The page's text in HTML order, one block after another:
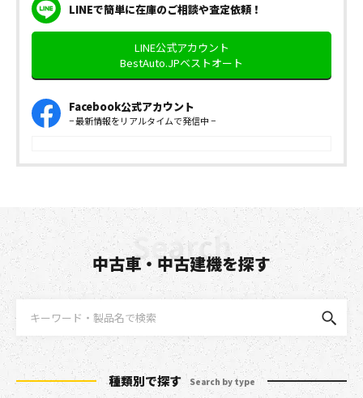
LINEで簡単に在庫のご相談や査定依頼！
LINE公式アカウント
BestAuto.JPベストオート
Facebook公式アカウント
− 最新情報をリアルタイムで発信中 −
中古車・中古建機を探す
種類別で探す Search by type